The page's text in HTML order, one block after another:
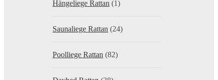
Hängeliege Rattan (1)
Saunaliege Rattan (24)
Poolliege Rattan (82)